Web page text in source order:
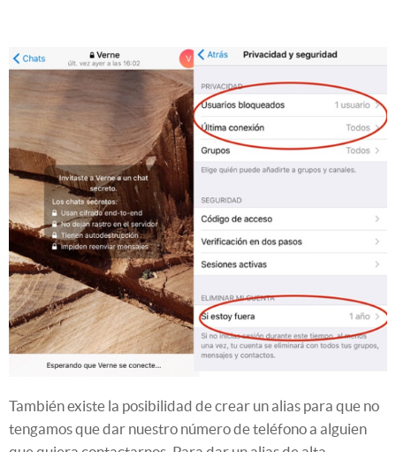
También existe la posibilidad de crear un alias para que no
tengamos que dar nuestro número de teléfono a alguien